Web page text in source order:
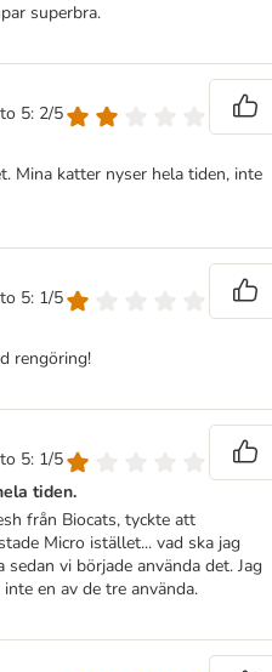
superbra.
5: 2/5
Mina katter nyser hela tiden, inte
5: 1/5
rengöring!
5: 1/5
tiden.
från Biocats, tyckte att
Micro istället... vad ska jag
vi började använda det. Jag
en av de tre använda.